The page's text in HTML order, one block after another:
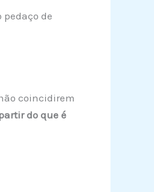
de
coincidirem
do que é